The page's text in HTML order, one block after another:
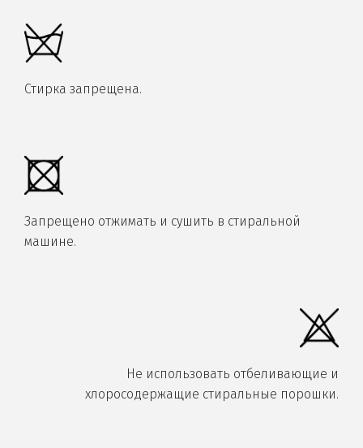
Стирка запрещена.
Запрещено отжимать и сушить в стиральной
машине.
Не использовать отбеливающие и
хлоросодержащие стиральные порошки.